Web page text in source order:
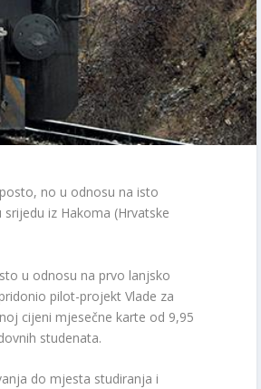
no u odnosu na isto
iz Hakoma (Hrvatske
u odnosu na prvo lanjsko
pilot-projekt Vlade za
cijeni mjesečne karte od 9,95
studenata.
do mjesta studiranja i